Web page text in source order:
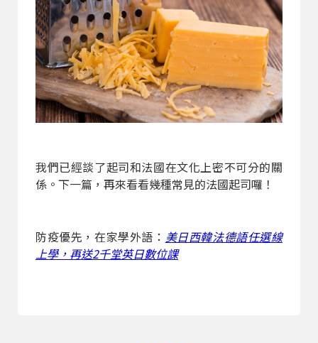
我們已經談了起司和法國在文化上密不可分的關
係。下一篇，再來看看幾種常見的法國起司囉！
防疫優先，在家學外語： 美日西韓法德語任選線
上學，再送2千堂英日數位課